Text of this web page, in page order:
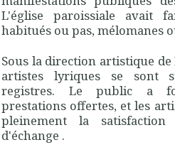
L'église paroissiale avait
habitués ou pas, mélomanes
Sous la direction artistique
artistes lyriques se sont
registres. Le public a
prestations offertes, et les
pleinement la
d'échange .